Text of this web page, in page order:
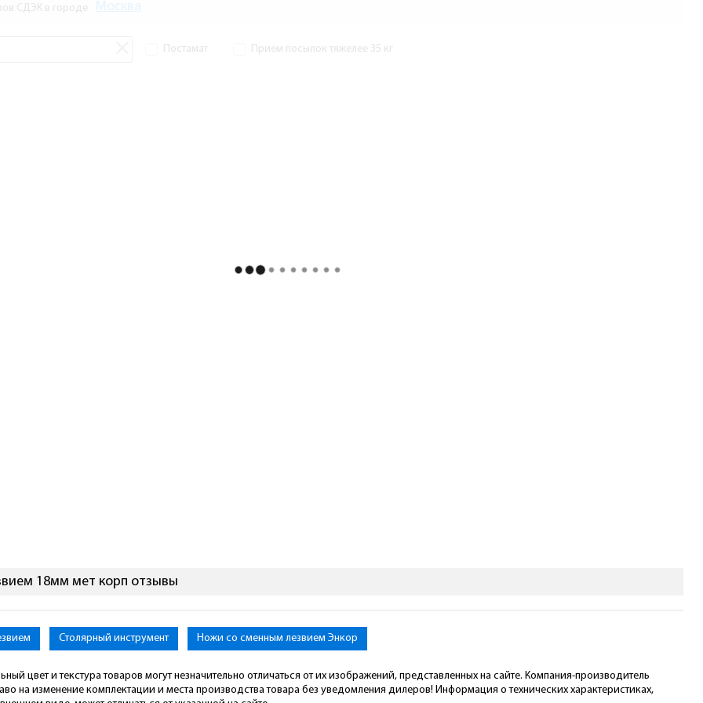
СДЭК в городе
Постамат Прием посылок тяжелее 35 кг
18мм мет корп отзывы
Столярный инструмент Ножи со сменным лезвием Энкор
цвет и текстура товаров могут незначительно отличаться от их изображений, представленных на сайте. Компания-производитель
на изменение комплектации и места производства товара без уведомления дилеров! Информация о технических характеристиках,